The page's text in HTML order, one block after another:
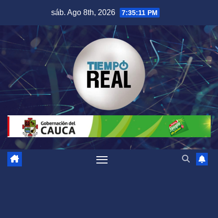
contenido
sáb. Ago 8th, 2026 7:35:12 PM